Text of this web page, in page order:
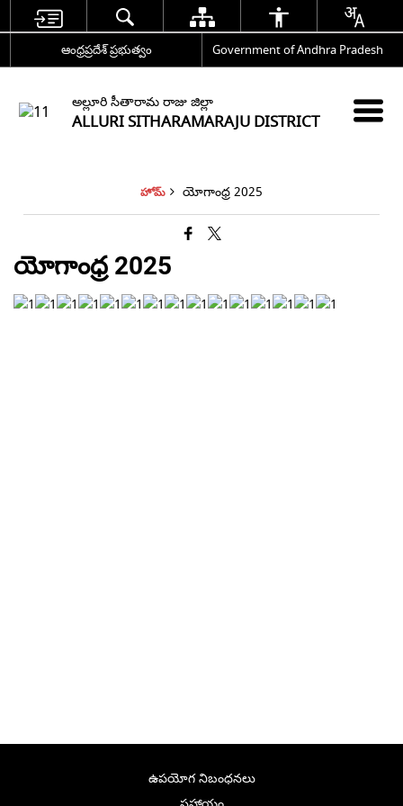
ఆంధ్రప్రదేశ్ ప్రభుత్వం Government of Andhra Pradesh
అల్లూరి సీతారామ రాజు జిల్లా
ALLURI SITHARAMARAJU DISTRICT
హోమ్ యోగాంధ్ర 2025
యోగాంధ్ర 2025
ఉపయోగ నిబంధనలు